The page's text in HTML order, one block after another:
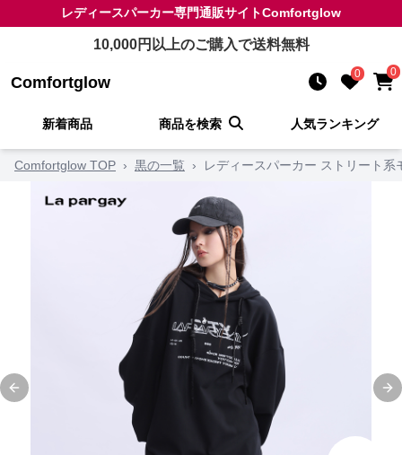
レディースパーカー専門通販サイトComfortglow
10,000円以上のご購入で送料無料
Comfortglow 0 0
新着商品 商品を検索 人気ランキング
Comfortglow TOP › 黒の一覧 › レディースパーカー ストリート
Previous slide